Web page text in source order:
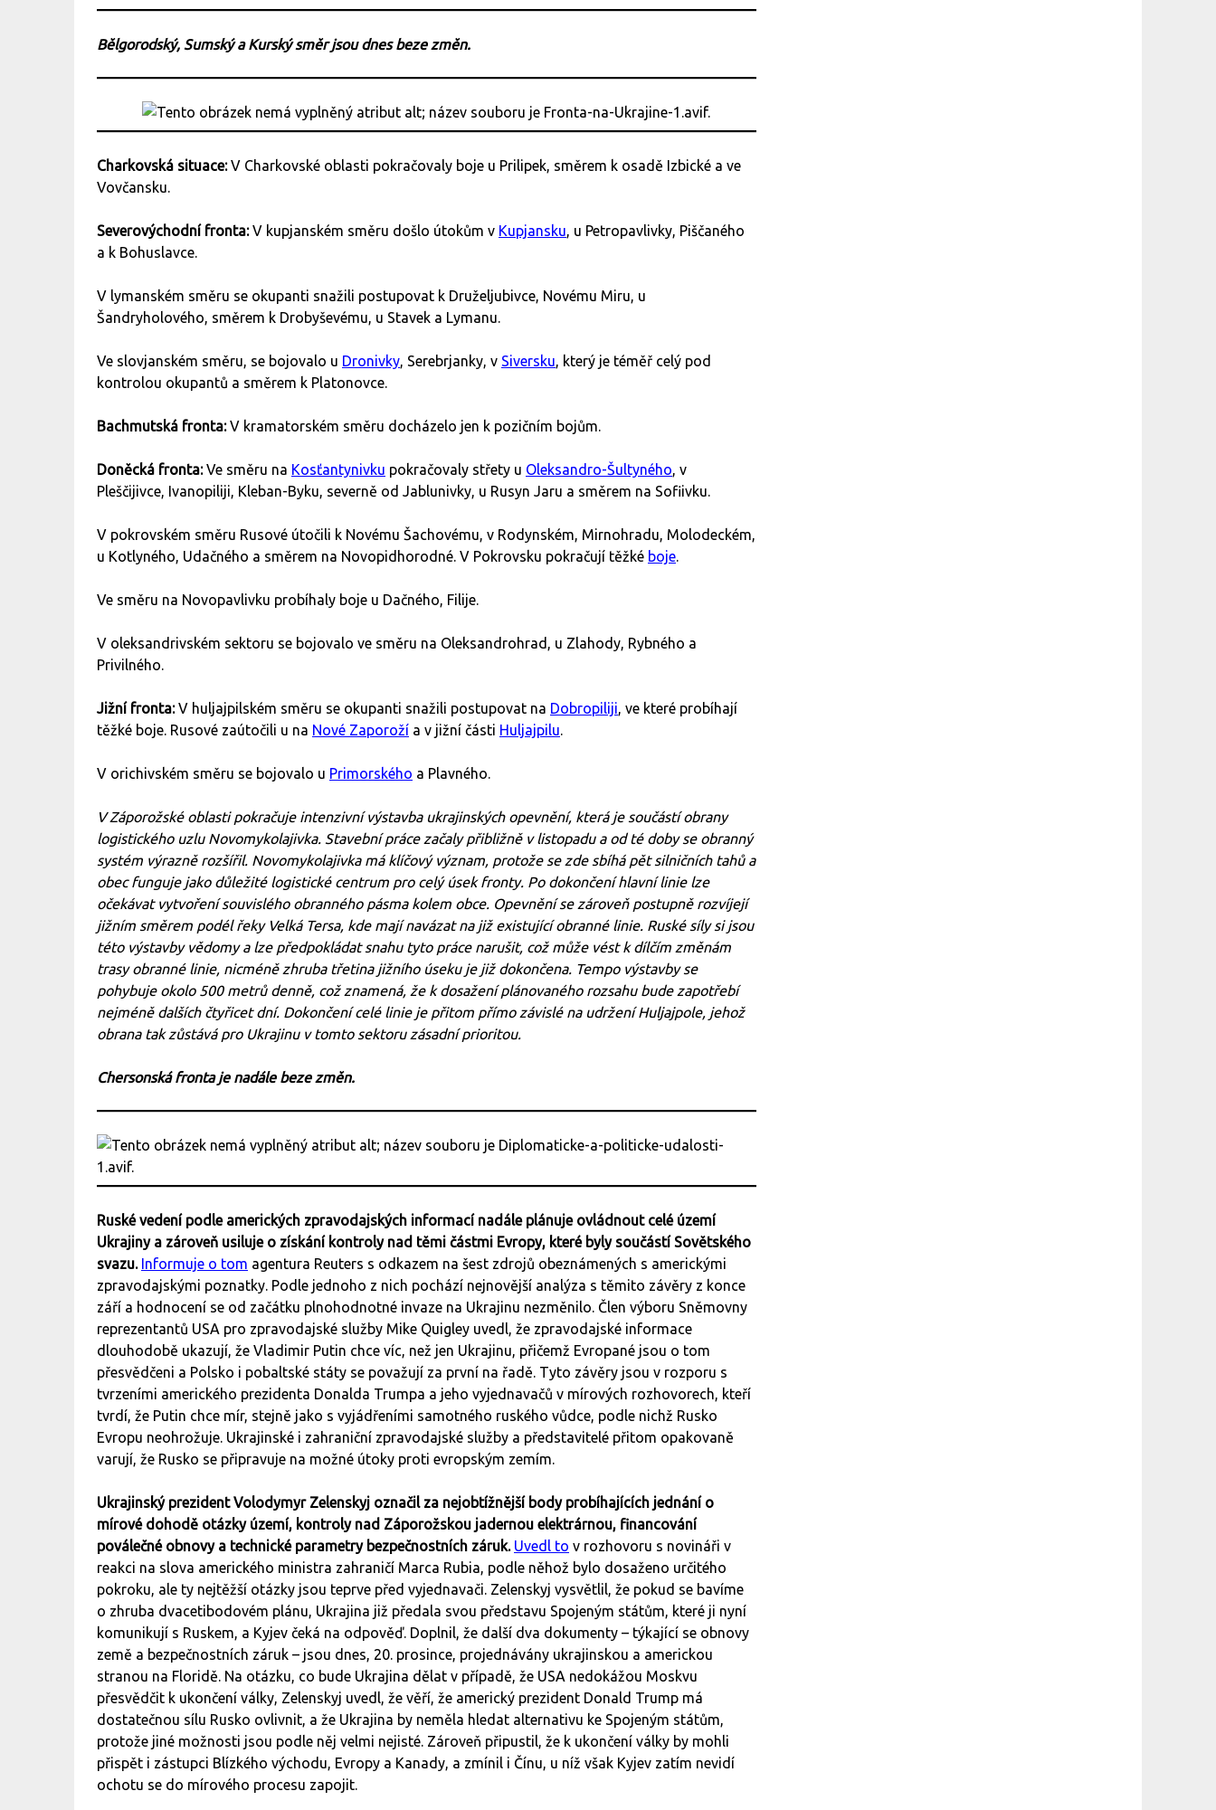
Bělgorodský, Sumský a Kurský směr jsou dnes beze změn.
Charkovská situace:V Charkovské oblasti pokračovaly boje u Prilipek, směrem k osadě Izbické a ve
Vovčansku.
Severovýchodní fronta:V kupjanském směru došlo útokům v Kupjansku, u Petropavlivky, Piščaného
a k Bohuslavce.
V lymanském směru se okupanti snažili postupovat k Druželjubivce, Novému Miru, u
Šandryholového, směrem k Drobyševému, u Stavek a Lymanu.
Ve slovjanském směru, se bojovalo u Dronivky, Serebrjanky, v Siversku, který je téměř celý pod
kontrolou okupantů a směrem k Platonovce.
Bachmutská fronta:V kramatorském směru docházelo jen k pozičním bojům.
Doněcká fronta:Ve směru na Kosťantynivku pokračovaly střety u Oleksandro-Šultyného, v
Pleščijivce, Ivanopiliji, Kleban-Byku, severně od Jablunivky, u Rusyn Jaru a směrem na Sofiivku.
V pokrovském směru Rusové útočili k Novému Šachovému, v Rodynském, Mirnohradu, Molodeckém,
u Kotlyného, Udačného a směrem na Novopidhorodné. V Pokrovsku pokračují těžké boje.
Ve směru na Novopavlivku probíhaly boje u Dačného, Filije.
V oleksandrivském sektoru se bojovalo ve směru na Oleksandrohrad, u Zlahody, Rybného a
Privilného.
Jižní fronta:V huljajpilském směru se okupanti snažili postupovat na Dobropiliji, ve které probíhají
těžké boje. Rusové zaútočili u na Nové Zaporoží a v jižní části Huljajpilu.
V orichivském směru se bojovalo u Primorského a Plavného.
V Záporožské oblasti pokračuje intenzivní výstavba ukrajinských opevnění, která je součástí obrany
logistického uzlu Novomykolajivka. Stavební práce začaly přibližně v listopadu a od té doby se obranný
systém výrazně rozšířil. Novomykolajivka má klíčový význam, protože se zde sbíhá pět silničních tahů a
obec funguje jako důležité logistické centrum pro celý úsek fronty. Po dokončení hlavní linie lze
očekávat vytvoření souvislého obranného pásma kolem obce. Opevnění se zároveň postupně rozvíjejí
jižním směrem podél řeky Velká Tersa, kde mají navázat na již existující obranné linie. Ruské síly si jsou
této výstavby vědomy a lze předpokládat snahu tyto práce narušit, což může vést k dílčím změnám
trasy obranné linie, nicméně zhruba třetina jižního úseku je již dokončena. Tempo výstavby se
pohybuje okolo 500 metrů denně, což znamená, že k dosažení plánovaného rozsahu bude zapotřebí
nejméně dalších čtyřicet dní. Dokončení celé linie je přitom přímo závislé na udržení Huljajpole, jehož
obrana tak zůstává pro Ukrajinu v tomto sektoru zásadní prioritou.
Chersonská fronta je nadále beze změn.
Ruské vedení podle amerických zpravodajských informací nadále plánuje ovládnout celé území
Ukrajiny a zároveň usiluje o získání kontroly nad těmi částmi Evropy, které byly součástí Sovětského
svazu. Informuje o tom agentura Reuters s odkazem na šest zdrojů obeznámených s americkými
zpravodajskými poznatky. Podle jednoho z nich pochází nejnovější analýza s těmito závěry z konce
září a hodnocení se od začátku plnohodnotné invaze na Ukrajinu nezměnilo. Člen výboru Sněmovny
reprezentantů USA pro zpravodajské služby Mike Quigley uvedl, že zpravodajské informace
dlouhodobě ukazují, že Vladimir Putin chce víc, než jen Ukrajinu, přičemž Evropané jsou o tom
přesvědčeni a Polsko i pobaltské státy se považují za první na řadě. Tyto závěry jsou v rozporu s
tvrzeními amerického prezidenta Donalda Trumpa a jeho vyjednavačů v mírových rozhovorech, kteří
tvrdí, že Putin chce mír, stejně jako s vyjádřeními samotného ruského vůdce, podle nichž Rusko
Evropu neohrožuje. Ukrajinské i zahraniční zpravodajské služby a představitelé přitom opakovaně
varují, že Rusko se připravuje na možné útoky proti evropským zemím.
Ukrajinský prezident Volodymyr Zelenskyj označil za nejobtížnější body probíhajících jednání o
mírové dohodě otázky území, kontroly nad Záporožskou jadernou elektrárnou, financování
poválečné obnovy a technické parametry bezpečnostních záruk. Uvedl to v rozhovoru s novináři v
reakci na slova amerického ministra zahraničí Marca Rubia, podle něhož bylo dosaženo určitého
pokroku, ale ty nejtěžší otázky jsou teprve před vyjednavači. Zelenskyj vysvětlil, že pokud se bavíme
o zhruba dvacetibodovém plánu, Ukrajina již předala svou představu Spojeným státům, které ji nyní
komunikují s Ruskem, a Kyjev čeká na odpověď. Doplnil, že další dva dokumenty – týkající se obnovy
země a bezpečnostních záruk – jsou dnes, 20. prosince, projednávány ukrajinskou a americkou
stranou na Floridě. Na otázku, co bude Ukrajina dělat v případě, že USA nedokážou Moskvu
přesvědčit k ukončení války, Zelenskyj uvedl, že věří, že americký prezident Donald Trump má
dostatečnou sílu Rusko ovlivnit, a že Ukrajina by neměla hledat alternativu ke Spojeným státům,
protože jiné možnosti jsou podle něj velmi nejisté. Zároveň připustil, že k ukončení války by mohli
přispět i zástupci Blízkého východu, Evropy a Kanady, a zmínil i Čínu, u níž však Kyjev zatím nevidí
ochotu se do mírového procesu zapojit.